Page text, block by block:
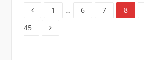
Page
1 … Page
6 Page
7 Page
8
45